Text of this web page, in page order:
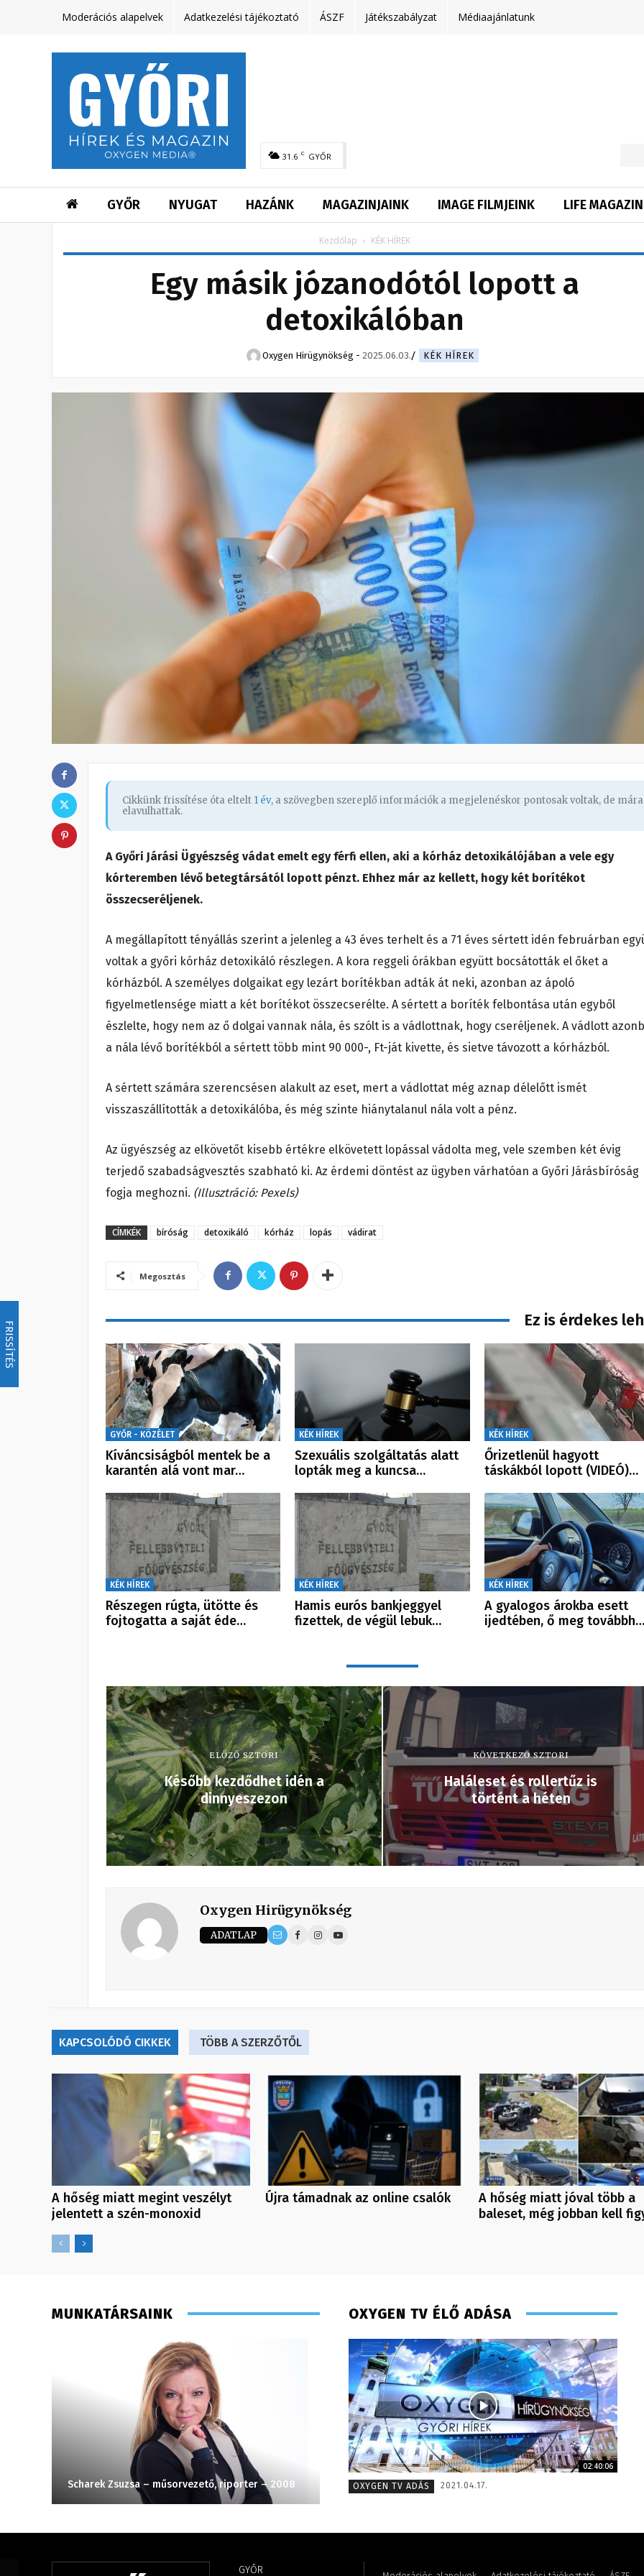
FRISSÍTÉS
Moderációs alapelvek Adatkezelési tájékoztató ÁSZF Játékszabályzat Médiaajánlatunk
31.6 C GYŐR
GYŐR NYUGAT HAZÁNK MAGAZINJAINK IMAGE FILMJEINK LIFE MAGAZIN
Kezdőlap KÉK HÍREK
Egy másik józanodótól lopott a
detoxikálóban
Oxygen Hirügynökség - 2025.06.03. KÉK HÍREK
Cikkünk frissítése óta eltelt 1 év, a szövegben szereplő információk a megjelenéskor pontosak voltak, de mára
elavulhattak.
A Győri Járási Ügyészség vádat emelt egy férfi ellen, aki a kórház detoxikálójában a vele egy
kórteremben lévő betegtársától lopott pénzt. Ehhez már az kellett, hogy két borítékot
összecseréljenek.
A megállapított tényállás szerint a jelenleg a 43 éves terhelt és a 71 éves sértett idén februárban
voltak a győri kórház detoxikáló részlegen. A kora reggeli órákban együtt bocsátották el őket a
kórházból. A személyes dolgaikat egy lezárt borítékban adták át neki, azonban az ápoló
figyelmetlensége miatt a két borítékot összecserélte. A sértett a boríték felbontása után egyből
észlelte, hogy nem az ő dolgai vannak nála, és szólt is a vádlottnak, hogy cseréljenek. A vádlott
a nála lévő borítékból a sértett több mint 90 000-, Ft-ját kivette, és sietve távozott a kórházból.
A sértett számára szerencsésen alakult az eset, mert a vádlottat még aznap délelőtt ismét
visszaszállították a detoxikálóba, és még szinte hiánytalanul nála volt a pénz.
Az ügyészség az elkövetőt kisebb értékre elkövetett lopással vádolta meg, vele szemben két évig
terjedő szabadságvesztés szabható ki. Az érdemi döntést az ügyben várhatóan a Győri Járásbíróság
fogja meghozni. (Illusztráció: Pexels)
CÍMKÉK bíróság detoxikáló kórház lopás vádirat
Megosztás
Ez is érdekes
GYŐR - KÖZÉLET
Kíváncsiságból mentek be a
karantén alá vont mar…
KÉK HÍREK
Szexuális szolgáltatás alatt
lopták meg a kuncsa…
KÉK HÍREK
Őrizetlenül hagyott
táskákból lopott (VIDEÓ)…
KÉK HÍREK
Részegen rúgta, ütötte és
fojtogatta a saját éde…
KÉK HÍREK
Hamis eurós bankjeggyel
fizettek, de végül lebuk…
KÉK HÍREK
A gyalogos árokba esett
ijedtében, ő meg továbbh…
ELŐZŐ SZTORI
Később kezdődhet idén a
dinnyeszezon
KÖVETKEZŐ SZTORI
Haláleset és rollertűz is
történt a héten
Oxygen Hirügynökség
ADATLAP
KAPCSOLÓDÓ CIKKEK TÖBB A SZERZŐTŐL
A hőség miatt megint veszélyt
jelentett a szén-monoxid
Újra támadnak az online csalók
A hőség miatt jóval több a
baleset, még jobban kell
MUNKATÁRSAINK
Scharek Zsuzsa – műsorvezető, riporter – 2008 Szél Móni – szerkesztő-riporter
OXYGEN TV ÉLŐ ADÁSA
02:40:06
OXYGEN TV ADÁS
2021.04.17.
GYŐR